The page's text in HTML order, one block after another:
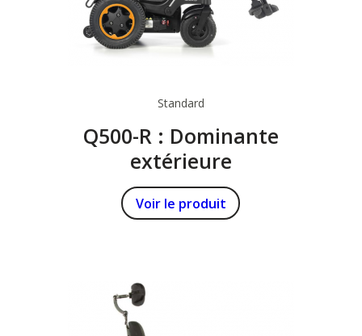
Standard
Q500-R : Dominante
extérieure
Voir le produit